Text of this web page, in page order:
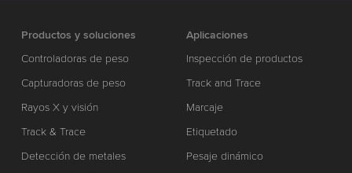
Productos y soluciones
Controladoras de peso
Capturadoras de peso
Rayos X y visión
Track & Trace
Detección de metales
Aplicaciones
Inspección de productos
Track and Trace
Marcaje
Etiquetado
Pesaje dinámico